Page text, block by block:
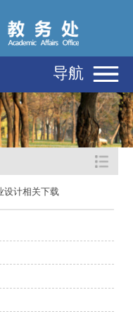
导航
设计相关下载